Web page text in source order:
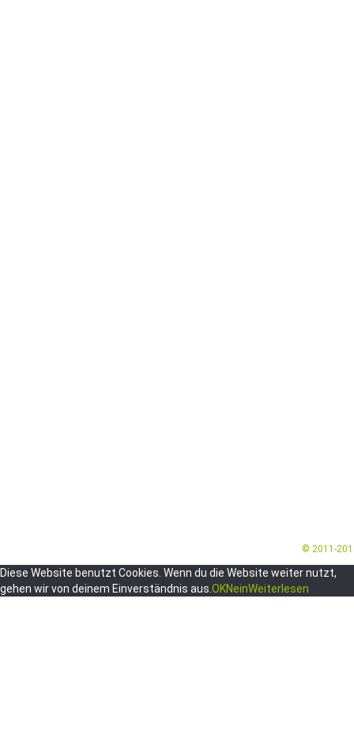
© 2011-
Diese Website benutzt Cookies. Wenn du die Website weiter nutzt,
gehen wir von deinem Einverständnis aus. OKNeinWeiterlesen